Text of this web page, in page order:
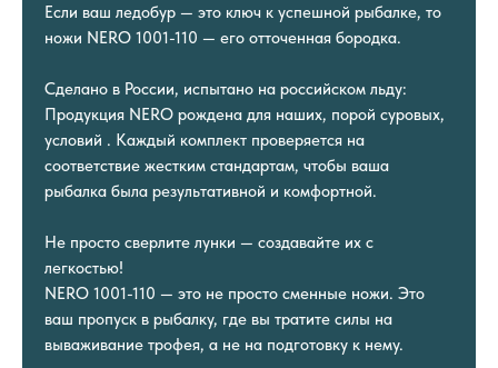
Если ваш ледобур — это ключ к успешной рыбалке, то
ножи NERO 1001-110 — его отточенная бородка.
Сделано в России, испытано на российском льду:
Продукция NERO рождена для наших, порой суровых,
условий . Каждый комплект проверяется на
соответствие жестким стандартам, чтобы ваша
рыбалка была результативной и комфортной.
Не просто сверлите лунки — создавайте их с
легкостью!
NERO 1001-110 — это не просто сменные ножи. Это
ваш пропуск в рыбалку, где вы тратите силы на
вываживание трофея, а не на подготовку к нему.